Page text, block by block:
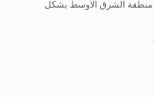
منطقة الشرق الاوسط بشكل